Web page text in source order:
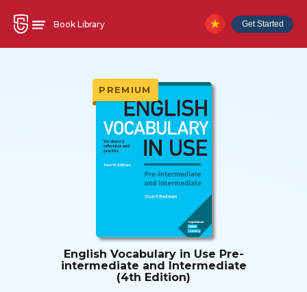
Book Library Get Started
PREMIUM
English Vocabulary in Use Pre-
intermediate and Intermediate
(4th Edition)